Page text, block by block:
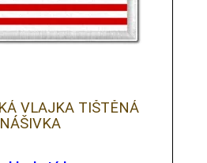
VLAJKA TIŠTĚNÁ
NÁŠIVKA